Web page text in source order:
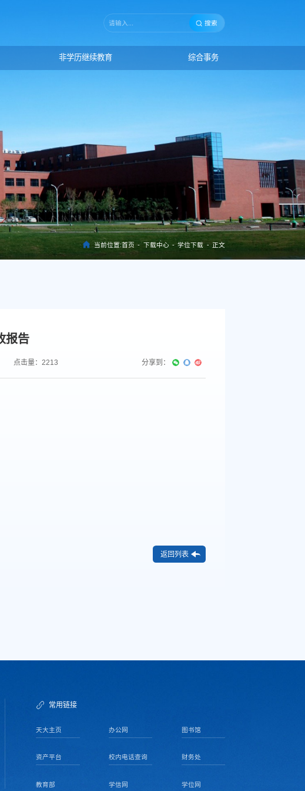
搜索
非学历继续教育 综合事务
当前位置:首页 - 下载中心 - 学位下载 - 正文
报告
点击量： 2213 分享到：
返回列表
常用链接
天大主页 办公网 图书馆
资产平台 校内电话查询 财务处
教育部 学信网 学位网